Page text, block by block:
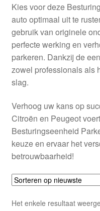
Mijn account
Over ons
Privacybeleid
Winkelwagen
Kies voor deze
auto optimaal uit te
gebruik van originele
perfecte werking en
parkeren. Dankzij de
zowel professionals als
slag.
Verhoog uw kans op
Citroën en Peugeot
Besturingseenheid
keuze en ervaar het
betrouwbaarheid!
Het enkele resultaat